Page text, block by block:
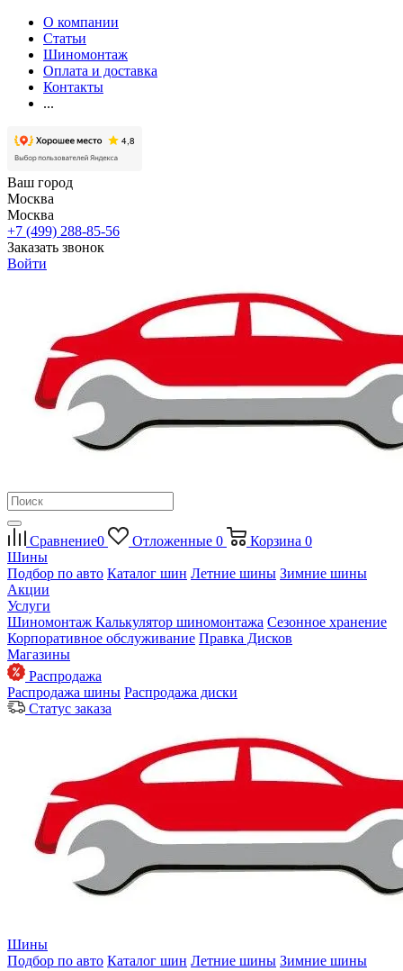
О компании
Статьи
Шиномонтаж
Оплата и доставка
Контакты
...
Ваш город
Москва
Москва
+7 (499) 288-85-56
Заказать звонок
Войти
Сравнение0 Отложенные 0 Корзина 0
Шины
Подбор по авто Каталог шин Летние шины Зимние шины
Акции
Услуги
Шиномонтаж Калькулятор шиномонтажа Сезонное хранение
Корпоративное обслуживание Правка Дисков
Магазины
Распродажа
Распродажа шины Распродажа диски
Статус заказа
Шины
Подбор по авто Каталог шин Летние шины Зимние шины